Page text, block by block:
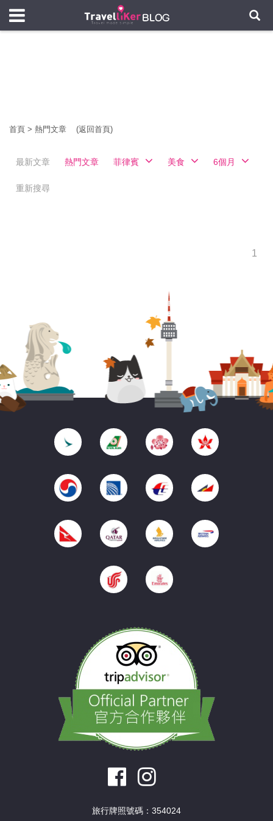
首頁 > 熱門文章 (返回首頁)
最新文章 熱門文章 菲律賓 美食 6個月
重新搜尋
1
旅行牌照號碼：354024